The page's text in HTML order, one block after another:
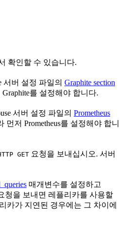
확인할 수 있습니다.
서버 설정 파일의 Graphite section
를 설정해야 합니다.
서버 설정 파일의 Prometheus
먼저 Prometheus를 설정해야 합니
GET 요청을 보내십시오. 서버
매개변수를 설정하고
청을 보내면 레플리카를 사용할
카가 지연된 경우에는 그 차이에